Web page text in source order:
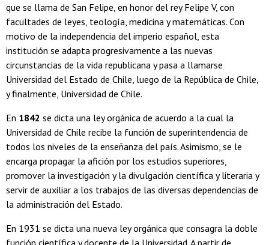
que se llama de San Felipe, en honor del rey Felipe V, con
facultades de leyes, teología, medicina y matemáticas. Con
motivo de la independencia del imperio español, esta
institución se adapta progresivamente a las nuevas
circunstancias de la vida republicana y pasa a llamarse
Universidad del Estado de Chile, luego de la República de Chile,
y finalmente, Universidad de Chile.
En 1842 se dicta una ley orgánica de acuerdo a la cual la
Universidad de Chile recibe la función de superintendencia de
todos los niveles de la enseñanza del país. Asimismo, se le
encarga propagar la afición por los estudios superiores,
promover la investigación y la divulgación científica y literaria y
servir de auxiliar a los trabajos de las diversas dependencias de
la administración del Estado.
En 1931 se dicta una nueva ley orgánica que consagra la doble